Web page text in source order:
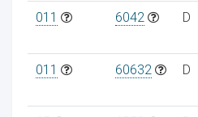
011 6042 D
011 60632 D